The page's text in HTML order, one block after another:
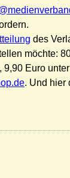
des
möchte:
9,90 Euro unter
. Und hier